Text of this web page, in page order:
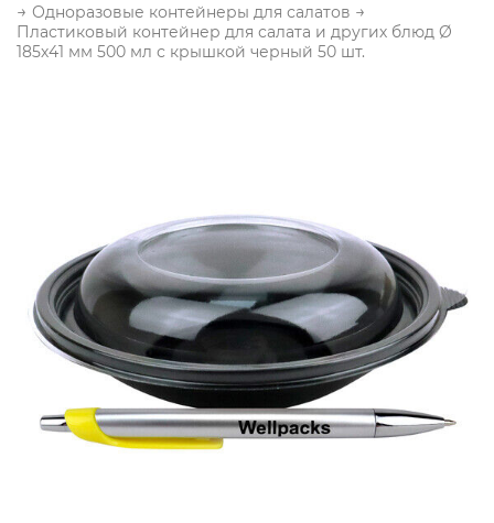
→ Одноразовые контейнеры для салатов →
Пластиковый контейнер для салата и других блюд Ø
185х41 мм 500 мл с крышкой черный 50 шт.